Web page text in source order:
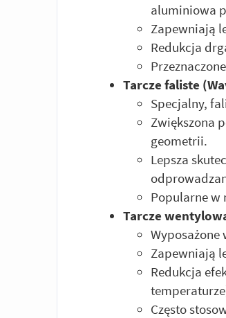
aluminiowa
Zapewniają
Redukcja
Tarcze faliste
Specjalny,
Zwiększona
geometrii.
Lepsza
Popularne w
Tarcze
Zapewniają
Redukcja
Często